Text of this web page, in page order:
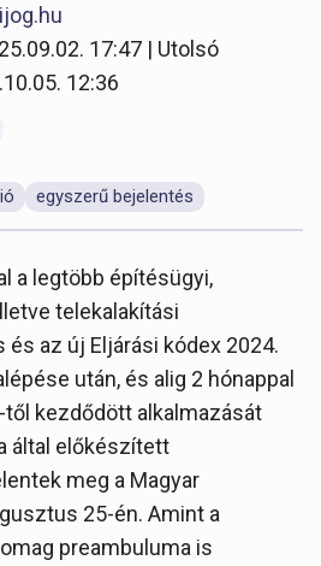
17:47 | Utolsó
12:36
egyszerű bejelentés
a legtöbb építésügyi,
telekalakítási
az új Eljárási kódex 2024.
után, és alig 2 hónappal
től kezdődött alkalmazását
által előkészített
meg a Magyar
25-én. Amint a
preambuluma is